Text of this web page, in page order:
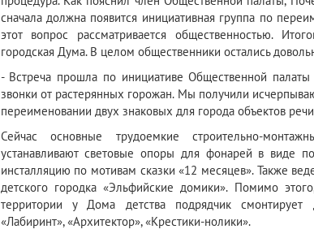
сначала должна появится инициативная группа по
этот вопрос рассматривается общественностью.
городская Дума. В целом общественники остались
- Встреча прошла по инициативе Общественной палаты
звонки от растерянных горожан. Мы получили
переименовании двух знаковых для города объектов
Сейчас основные трудоемкие строительно-
устанавливают световые опоры для фонарей в виде
инсталляцию по мотивам сказки «12 месяцев». Также
детского городка «Эльфийские домики». Помимо
территории у Дома детства подрядчик
«Лабиринт», «Архитектор», «Крестики-нолики».